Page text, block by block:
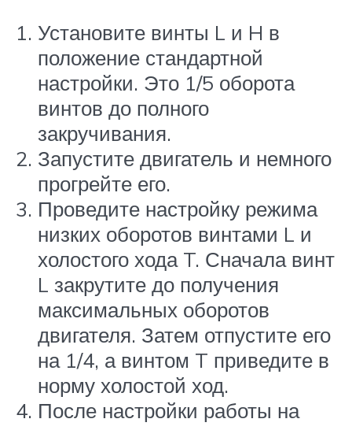
Установите винты L и H в
положение стандартной
настройки. Это 1/5 оборота
винтов до полного
закручивания.
Запустите двигатель и немного
прогрейте его.
Проведите настройку режима
низких оборотов винтами L и
холостого хода T. Сначала винт
L закрутите до получения
максимальных оборотов
двигателя. Затем отпустите его
на 1/4, а винтом T приведите в
норму холостой ход.
После настройки работы на